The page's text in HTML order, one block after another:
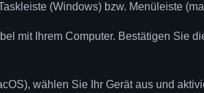
(Windows) bzw. Menüleiste
mit Ihrem Computer. Bestätigen Sie
wählen Sie Ihr Gerät aus und